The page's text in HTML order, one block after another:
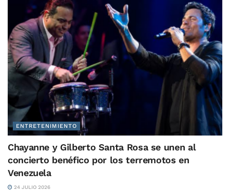
ENTRETENIMIENTO
Chayanne y Gilberto Santa Rosa se unen al
concierto benéfico por los terremotos en
Venezuela
24 JULIO 2026